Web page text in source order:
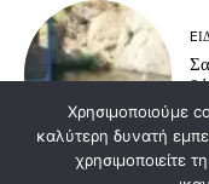
Χρησιμοποιούμε
καλύτερη δυνατή
χρησιμοποιείτε